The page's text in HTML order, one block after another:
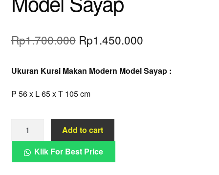
Rp1.700.000 Original
was:
Rp1.700.000.
Rp1.450.000Current
is:
Ukuran Kursi Makan Modern Model Sayap :
P 56x L 65 x T 105 cm
Makan
Modern
Model
Add to cart
Klik For Best Price